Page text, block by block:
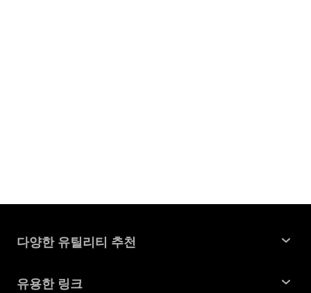
다양한 유틸리티 추천
윈도우 데이터 복구
유용한 링크